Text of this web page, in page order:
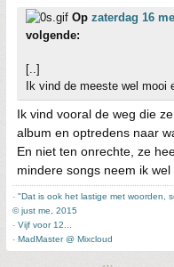
Op zaterdag 16
volgende:
[..]
Ik vind de meeste wel mooi
Ik vind vooral de weg die
album en optredens naar
En niet ten onrechte, ze
mindere songs neem ik
- "Dat is ook het lastige met woorden,
© just me, 2015
- Vijf voor 12...
- MadMaster @ Mixcloud